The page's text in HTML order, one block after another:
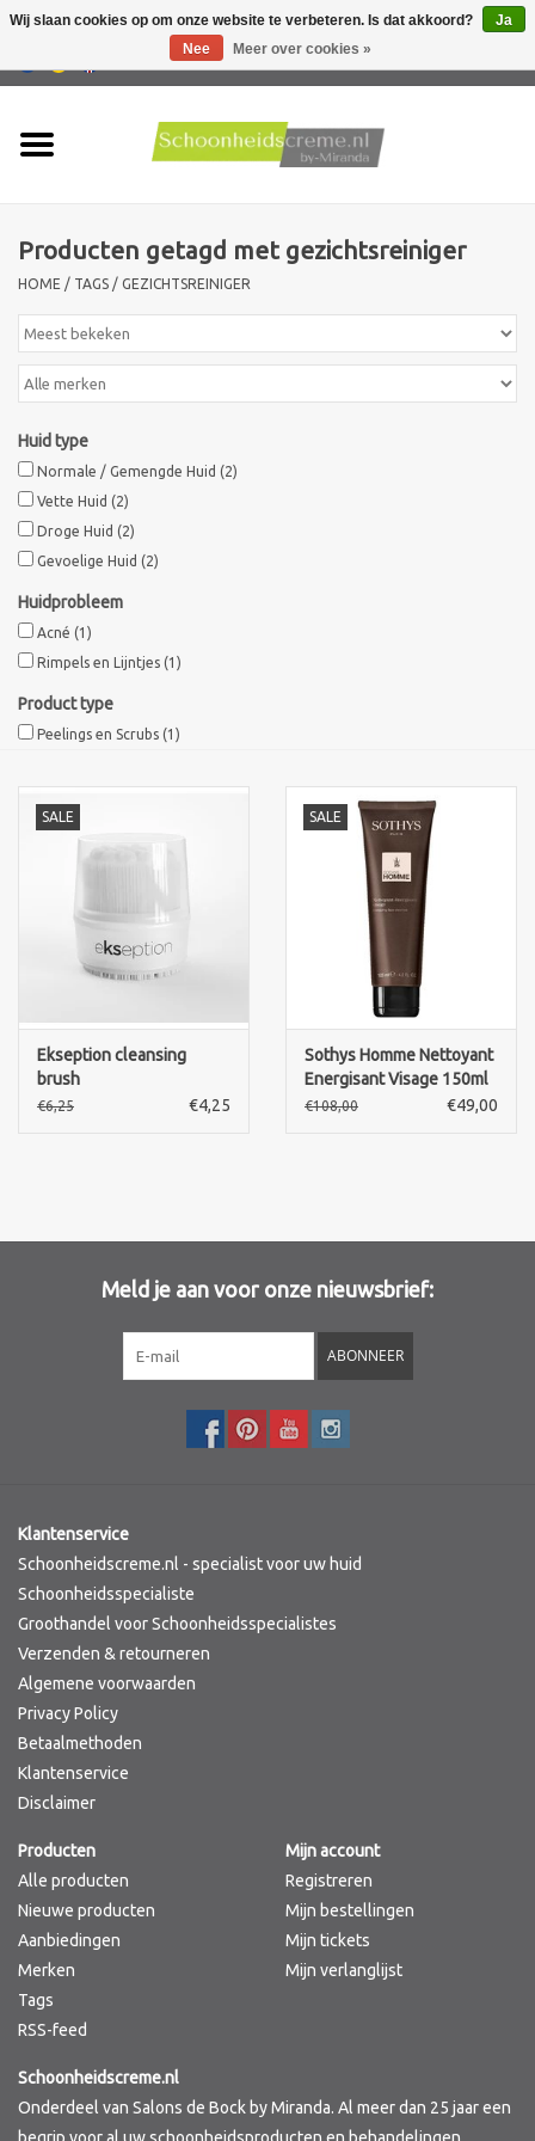
Producten
Huidproblemen
Mannen verzorging
Acties
Nieuw !!
Mila d'Opiz
Bernard cassiere
Pascaud
Fusion Meso
PCA SKINCARE
Ekseption Skincare
Blog
Merken
Producten getagd met gezichtsreiniger
HOME / TAGS / GEZICHTSREINIGER
Huid type
Normale / Gemengde Huid (2)
Vette Huid (2)
Droge Huid (2)
Gevoelige Huid (2)
Huidprobleem
Acné (1)
Rimpels en Lijntjes (1)
Product type
Peelings en Scrubs (1)
SALE
Ekseption cleansing
brush
€6,25 €4,25
SALE
Sothys Homme Nettoyant
Energisant Visage 150ml
€108,00 €49,00
Meld je aan voor onze nieuwsbrief:
ABONNEER
Klantenservice
Schoonheidscreme.nl - specialist voor uw huid
Schoonheidsspecialiste
Groothandel voor Schoonheidsspecialistes
Verzenden & retourneren
Algemene voorwaarden
Privacy Policy
Betaalmethoden
Klantenservice
Disclaimer
Producten
Alle producten
Nieuwe producten
Aanbiedingen
Merken
Tags
RSS-feed
Mijn account
Registreren
Mijn bestellingen
Mijn tickets
Mijn verlanglijst
Schoonheidscreme.nl
Onderdeel van Salons de Bock by Miranda. Al meer dan 25 jaar een
Wij slaan cookies op om onze website te verbeteren. Is dat akkoord?
Ja
Nee
Meer over cookies »